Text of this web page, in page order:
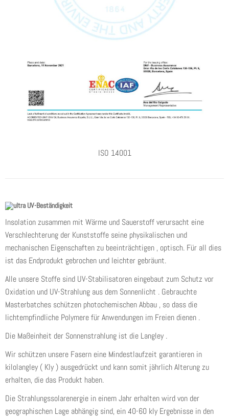
ISO 14001
UV-Beständigkeit
Insolation zusammen mit Wärme und Sauerstoff verursacht eine
Verschlechterung der Kunststoffe seine physikalischen und
mechanischen Eigenschaften zu beeinträchtigen , optisch. Für all dies
ist das Endprodukt gebrochen und leichter gebräunt.
Alle unsere Stoffe sind UV-Stabilisatoren eingebaut zum Schutz vor
Oxidation und UV-Strahlung aus dem Sonnenlicht . Gebrauchte
Masterbatches schützen photochemischen Abbau , so dass die
lichtempfindliche Polymere für Anwendungen im Freien dienen .
Die Maßeinheit der Sonnenstrahlung ist die Langley .
Wir schützen unsere Fasern eine Mindestlaufzeit garantieren in
kilolangley ( Kly ) ausgedrückt und kann somit jährlich Alterung zu
erhalten, die das Produkt haben.
Die Strahlungssolarenergie in einem Jahr erhalten wird von der
geographischen Lage abhängig sind, ein 40-60 kly Ergebnisse in den